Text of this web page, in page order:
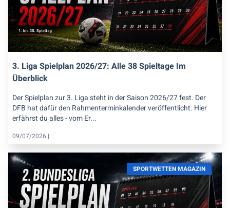
3. Liga Spielplan 2026/27: Alle 38 Spieltage Im
Überblick
Der Spielplan zur 3. Liga steht in der Saison 2026/27 fest. Der
DFB hat dafür den Rahmenterminkalender veröffentlicht. Hier
erfährst du alles - vom Er...
09/07/2026 |
SPORTWETTEN MAGAZIN